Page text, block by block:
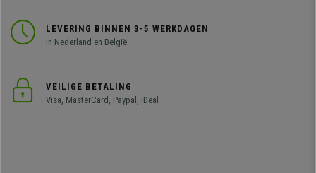
LEVERING BINNEN 3-5 WERKDAGEN
in Nederland en België
VEILIGE BETALING
Visa, MasterCard, Paypal, iDeal